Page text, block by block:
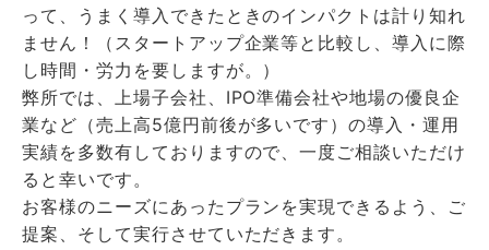
って、うまく導入できたときのインパクトは計り知れ
ません！（スタートアップ企業等と比較し、導入に際
し時間・労力を要しますが。）
弊所では、上場子会社、IPO準備会社や地場の優良企
業など（売上高5億円前後が多いです）の導入・運用
実績を多数有しておりますので、一度ご相談いただけ
ると幸いです。
お客様のニーズにあったプランを実現できるよう、ご
提案、そして実行させていただきます。